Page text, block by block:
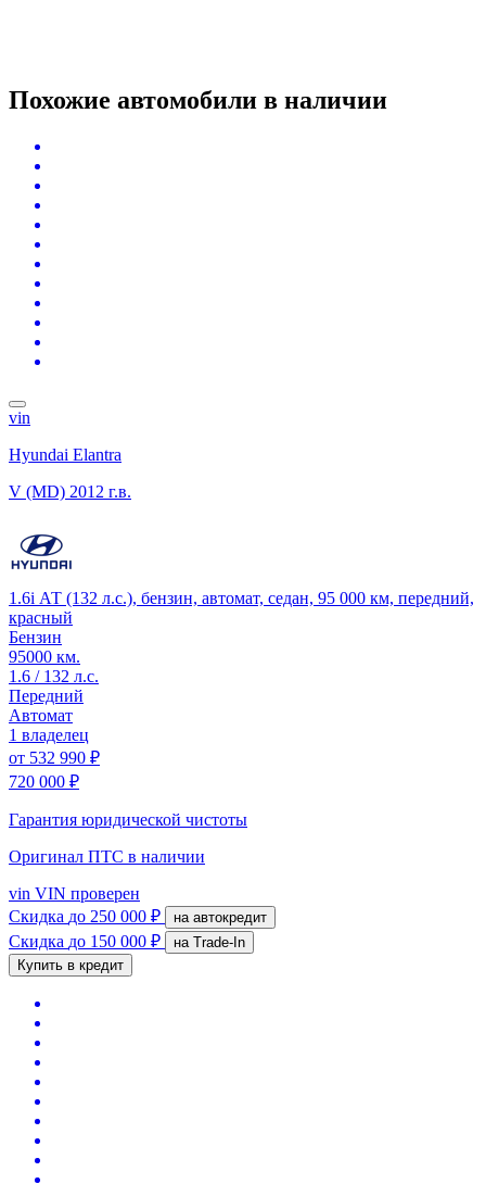
Похожие автомобили в наличии
vin
Hyundai Elantra
V (MD) 2012 г.в.
1.6i АТ (132 л.с.), бензин, автомат, седан, 95 000 км, передний,
красный
Бензин
95000 км.
1.6 / 132 л.с.
Передний
Автомат
1 владелец
от 532 990 ₽
720 000 ₽
Гарантия юридической чистоты
Оригинал ПТС в наличии
vin VIN проверен
Скидка до 250 000 ₽ на автокредит
Скидка до 150 000 ₽
на Trade-In
Купить в кредит